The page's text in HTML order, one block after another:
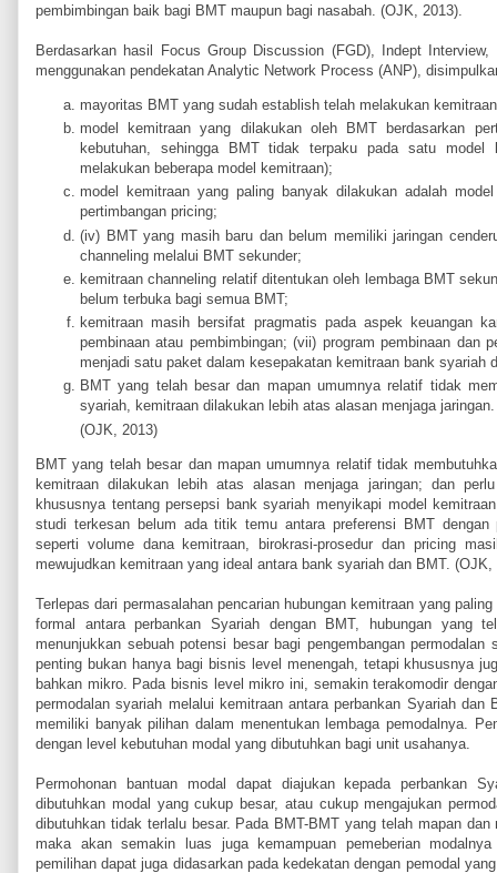
pembimbingan baik bagi BMT maupun bagi nasabah. (OJK, 2013).
Berdasarkan hasil Focus Group Discussion (FGD), Indept
menggunakan pendekatan Analytic Network Process (ANP),
mayoritas BMT yang sudah establish telah melakukan
model kemitraan yang dilakukan oleh BMT berdasarkan
kebutuhan, sehingga BMT tidak terpaku pada satu model
melakukan beberapa model kemitraan);
model kemitraan yang paling banyak dilakukan adalah
pertimbangan pricing;
(iv) BMT yang masih baru dan belum memiliki jaringan
channeling melalui BMT sekunder;
kemitraan channeling relatif ditentukan oleh lembaga BMT
belum terbuka bagi semua BMT;
kemitraan masih bersifat pragmatis pada aspek keuangan
pembinaan atau pembimbingan; (vii) program pembinaan dan
menjadi satu paket dalam kesepakatan kemitraan bank syariah
BMT yang telah besar dan mapan umumnya relatif tidak
syariah, kemitraan dilakukan lebih atas alasan menjaga jaringan.
(OJK, 2013)
BMT yang telah besar dan mapan umumnya relatif tidak
kemitraan dilakukan lebih atas alasan menjaga jaringan; dan
khususnya tentang persepsi bank syariah menyikapi model
studi terkesan belum ada titik temu antara preferensi BMT dengan
seperti volume dana kemitraan, birokrasi-prosedur dan pricing
mewujudkan kemitraan yang ideal antara bank syariah dan BMT.
Terlepas dari permasalahan pencarian hubungan kemitraan yang
formal antara perbankan Syariah dengan BMT, hubungan yang
menunjukkan sebuah potensi besar bagi pengembangan permodalan
penting bukan hanya bagi bisnis level menengah, tetapi khususnya
bahkan mikro. Pada bisnis level mikro ini, semakin terakomodir
permodalan syariah melalui kemitraan antara perbankan Syariah dan
memiliki banyak pilihan dalam menentukan lembaga pemodalnya.
dengan level kebutuhan modal yang dibutuhkan bagi unit usahanya.
Permohonan bantuan modal dapat diajukan kepada perbankan
dibutuhkan modal yang cukup besar, atau cukup mengajukan
dibutuhkan tidak terlalu besar. Pada BMT-BMT yang telah mapan
maka akan semakin luas juga kemampuan pemeberian
pemilihan dapat juga didasarkan pada kedekatan dengan pemodal